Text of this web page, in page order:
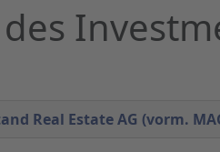
Real Estate AG (vorm.